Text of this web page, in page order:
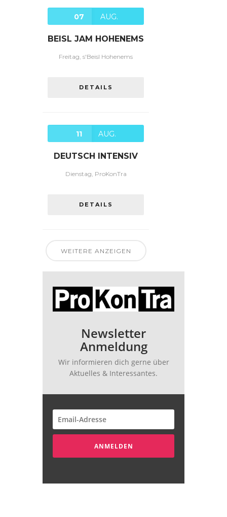
07 AUG.
BEISL JAM HOHENEMS
Freitag, s'Beisl Hohenems
DETAILS
11 AUG.
DEUTSCH INTENSIV
Dienstag, ProKonTra
DETAILS
WEITERE ANZEIGEN
Newsletter
Anmeldung
Wir informieren dich gerne über
Aktuelles & Interessantes.
ANMELDEN